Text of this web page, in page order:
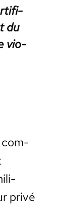
du
vio­
com­
privé